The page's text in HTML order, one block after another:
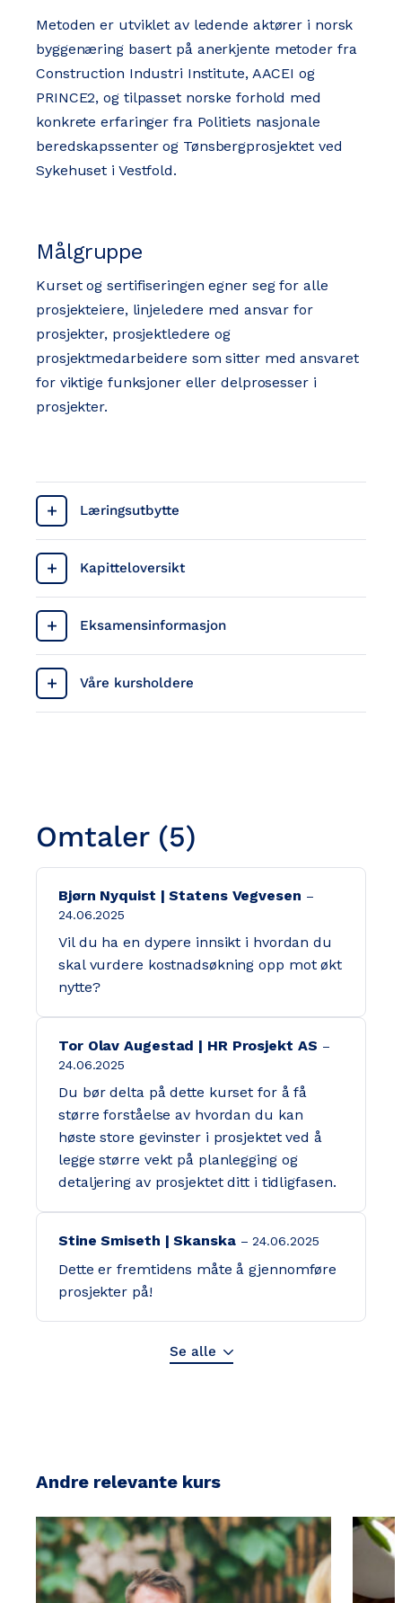
Metoden er utviklet av ledende aktører i norsk
byggenæring basert på anerkjente metoder fra
Construction Industri Institute, AACEI og
PRINCE2, og tilpasset norske forhold med
konkrete erfaringer fra Politiets nasjonale
beredskapssenter og Tønsbergprosjektet ved
Sykehuset i Vestfold.
Målgruppe
Kurset og sertifiseringen egner seg for alle
prosjekteiere, linjeledere med ansvar for
prosjekter, prosjektledere og
prosjektmedarbeidere som sitter med ansvaret
for viktige funksjoner eller delprosesser i
prosjekter.
Læringsutbytte
Kapitteloversikt
Eksamensinformasjon
Våre kursholdere
Omtaler (5)
Bjørn Nyquist | Statens Vegvesen
24.06.2025
Vil du ha en dypere innsikt i hvordan du
skal vurdere kostnadsøkning opp mot økt
nytte?
Tor Olav Augestad | HR Prosjekt AS
24.06.2025
Du bør delta på dette kurset for å få
større forståelse av hvordan du kan
høste store gevinster i prosjektet ved å
legge større vekt på planlegging og
detaljering av prosjektet ditt i tidligfasen.
Stine Smiseth | Skanska 24.06.2025
Dette er fremtidens måte å gjennomføre
prosjekter på!
Se alle
Andre relevante kurs